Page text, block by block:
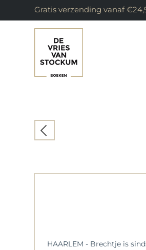
Gratis verzending vanaf
HAARLEM - Brechtje is